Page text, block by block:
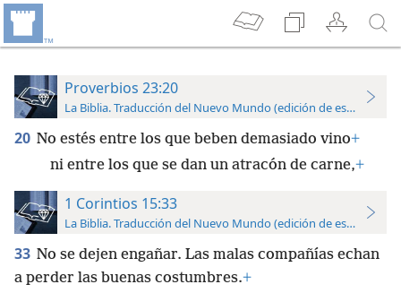
Proverbios 23:20
La Biblia. Traducción del Nuevo Mundo (edición de estudio)
20 No estés entre los que beben demasiado vino+
ni entre los que se dan un atracón de carne,+
1 Corintios 15:33
La Biblia. Traducción del Nuevo Mundo (edición de estudio)
33 No se dejen engañar. Las malas compañías echan
a perder las buenas costumbres.+